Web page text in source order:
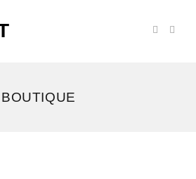
BOUTIQUE